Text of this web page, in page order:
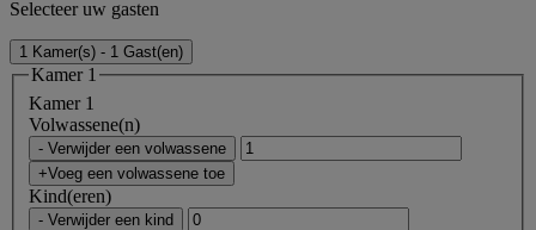
Selecteer uw gasten
1 Kamer(s) - 1 Gast(en)
Kamer 1
Kamer 1
Volwassene(n)
- Verwijder een volwassene
+Voeg een volwassene toe
Kind(eren)
- Verwijder een kind